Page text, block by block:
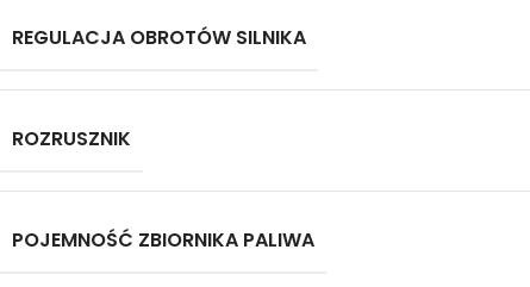
REGULACJA OBROTÓW SILNIKA
ROZRUSZNIK
POJEMNOŚĆ ZBIORNIKA PALIWA